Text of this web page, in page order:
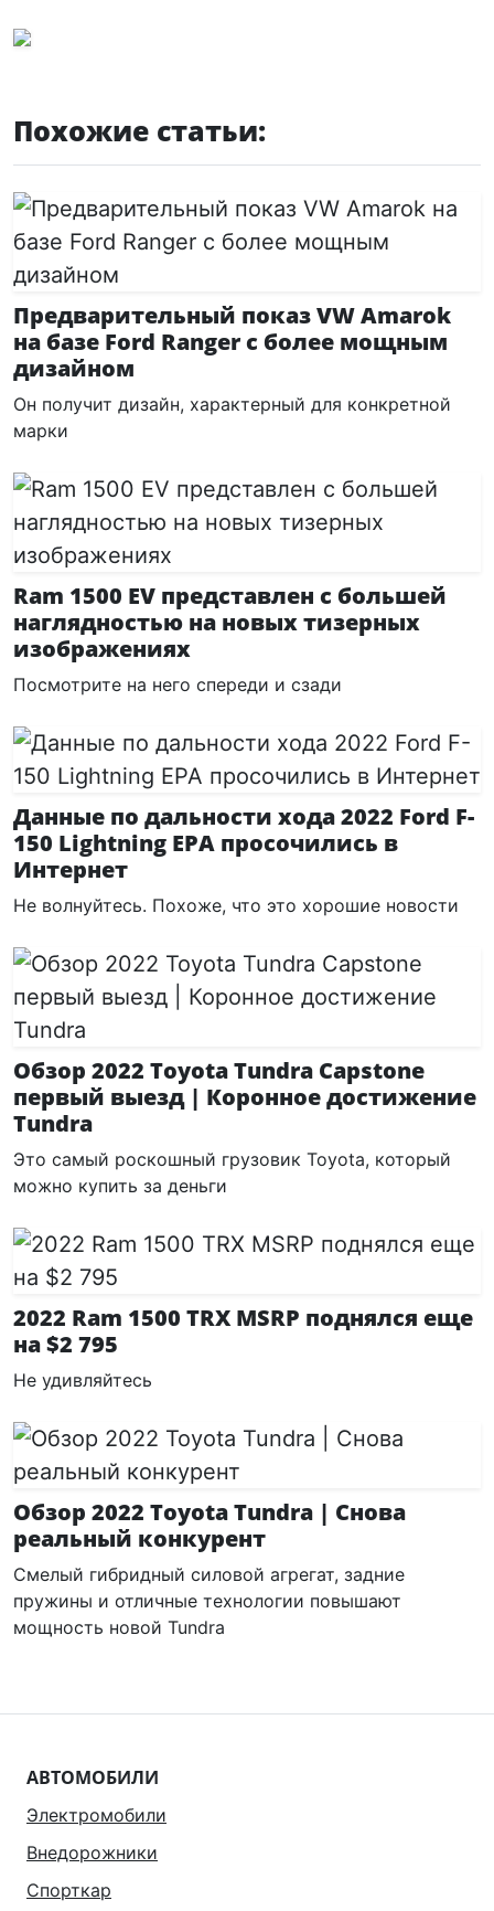
Похожие статьи:
Предварительный показ VW Amarok
на базе Ford Ranger с более мощным
дизайном
Он получит дизайн, характерный для конкретной
марки
Ram 1500 EV представлен с большей
наглядностью на новых тизерных
изображениях
Посмотрите на него спереди и сзади
Данные по дальности хода 2022 Ford F-
150 Lightning EPA просочились в
Интернет
Не волнуйтесь. Похоже, что это хорошие новости
Обзор 2022 Toyota Tundra Capstone
первый выезд | Коронное достижение
Tundra
Это самый роскошный грузовик Toyota, который
можно купить за деньги
2022 Ram 1500 TRX MSRP поднялся еще
на $2 795
Не удивляйтесь
Обзор 2022 Toyota Tundra | Снова
реальный конкурент
Смелый гибридный силовой агрегат, задние
пружины и отличные технологии повышают
мощность новой Tundra
АВТОМОБИЛИ
Электромобили
Внедорожники
Спорткар